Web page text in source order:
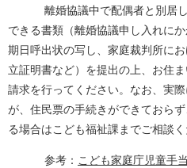
離婚協議中で配偶者と別居し
できる書類（離婚協議申し入れに
期日呼出状の写し、家庭裁判所に
立証明書など）を提出の上、お住
請求を行ってください。なお、実
が、住民票の手続きができておら
る場合はこども福祉課までご相談く
参考： こども家庭庁児童手